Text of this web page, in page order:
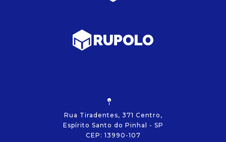
Rua Tiradentes, 371 Centro,
Espírito Santo do Pinhal - SP
CEP: 13990-107